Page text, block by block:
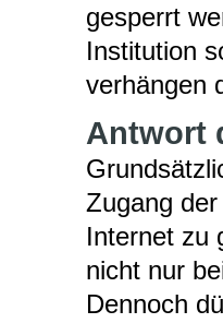
gesperrt
Institution
verhängen
Antwort
Zugang
Internet zu
nicht nur
Dennoch